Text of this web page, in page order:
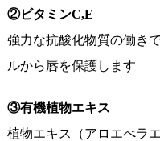
②ビタミンC,E
強力な抗酸化物質の働き
ルから唇を保護します
③有機植物エキス
植物エキス（アロエべラ